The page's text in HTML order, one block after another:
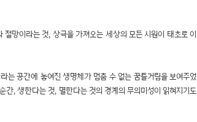
망이라는 것, 상극을 가져오는 세상의 모든 시원이 태초로 이
는 공간에 놓여진 생명체가 멈춤 수 없는 꿈틀거림을 보여주었
, 생한다는 것, 멸한다는 것의 경계의 무의미성이 읽혀지기도